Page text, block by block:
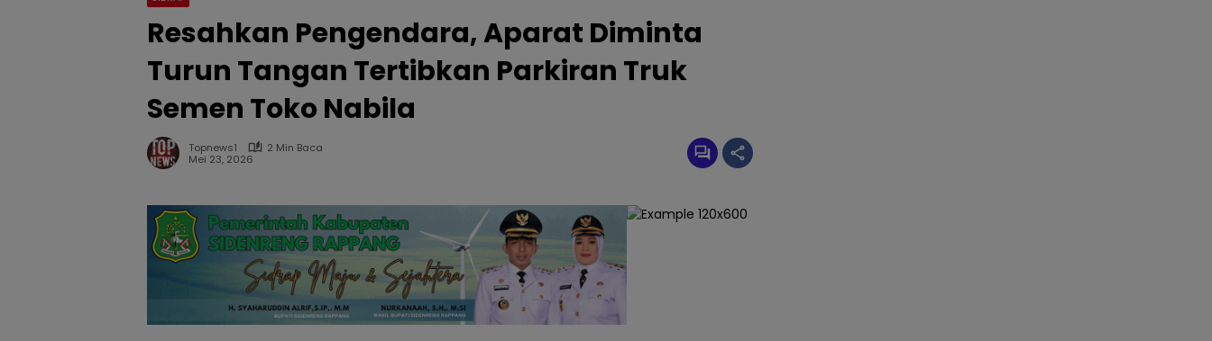
Resahkan Pengendara, Aparat Diminta
Turun Tangan Tertibkan Parkiran Truk
Semen Toko Nabila
Topnews1
2 Min Baca
Mei 23, 2026